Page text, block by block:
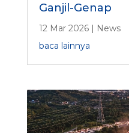
Ganjil-Genap
12 Mar 2026| News
baca lainnya